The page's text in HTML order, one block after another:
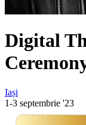
Digital
Iași
1-3 septembrie '23